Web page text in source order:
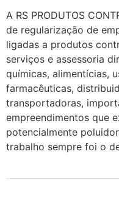
A RS PRODUTOS
de regularização de
ligadas a produtos
serviços e assessoria
químicas, alimentícias,
farmacêuticas,
transportadoras,
empreendimentos que
potencialmente
trabalho sempre foi o